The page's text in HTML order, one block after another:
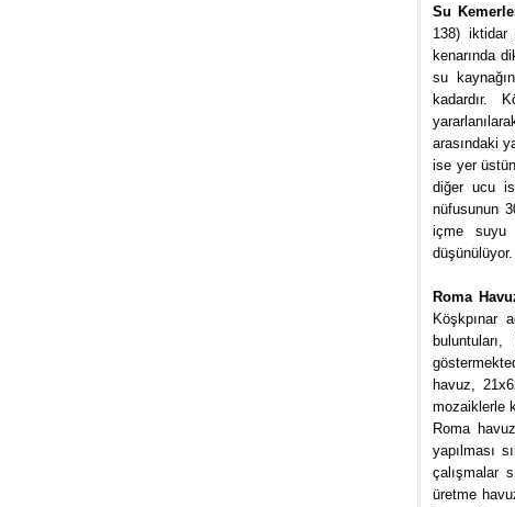
Su
138) iktidar
kenarında
su
kadardır.
arasındaki
ise yer
diğer ucu
nüfusunun
içme suyu
düşünülüyor.
Roma
Köşkpınar
havuz,
mozaiklerle
Roma
yapılması
çalışmalar
üretme